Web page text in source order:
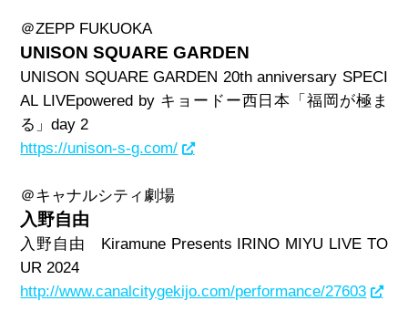
＠ZEPP FUKUOKA
UNISON SQUARE GARDEN
UNISON SQUARE GARDEN 20th anniversary SPECI
AL LIVEpowered by キョードー西日本「福岡が極ま
る」day 2
https://unison-s-g.com/
＠キャナルシティ劇場
入野自由
入野自由 Kiramune Presents IRINO MIYU LIVE TO
UR 2024
http://www.canalcitygekijo.com/performance/27603